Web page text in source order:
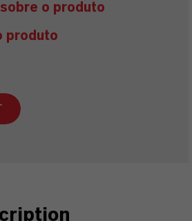
o produto
produto